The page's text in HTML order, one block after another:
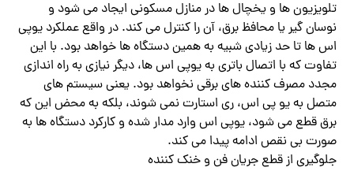
تلویزیون ها و یخچال ها در منازل مسکونی ایجاد می شود و
نوسان گیر یا محافظ برق، آن را کنترل می کند. در واقع عملکرد یوپی
اس ها تا حد زیادی شبیه به همین دستگاه ها خواهد بود. با این
تفاوت که با اتصال باتری به یوپی اس ها، دیگر نیازی به راه اندازی
مجدد مصرف کننده های برقی نخواهد بود. یعنی سیستم های
متصل به یو پی اس، ری استارت نمی شوند، بلکه به محض این که
برق قطع می شود، یوپی اس وارد مدار شده و کارکرد دستگاه ها به
صورت بی نقص ادامه پیدا می کند.
جلوگیری از قطع جریان فن و خنک کننده